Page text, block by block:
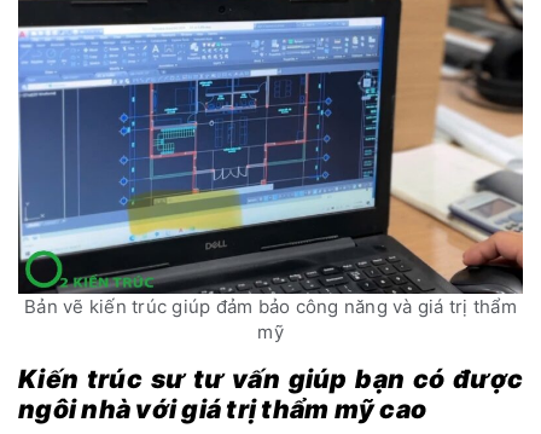
Bản vẽ kiến trúc giúp đảm bảo công năng và giá trị thẩm
mỹ
Kiến trúc sư tư vấn giúp bạn có được
ngôi nhà với giá trị thẩm mỹ cao